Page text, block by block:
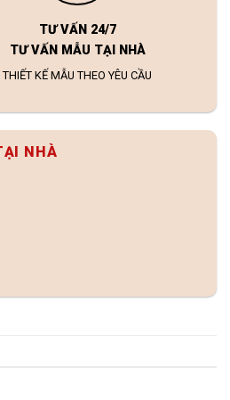
TƯ VẤN 24/7
TƯ VẤN MẪU TẠI NHÀ
THIẾT KẾ MẪU THEO YÊU CẦU
NHÀ